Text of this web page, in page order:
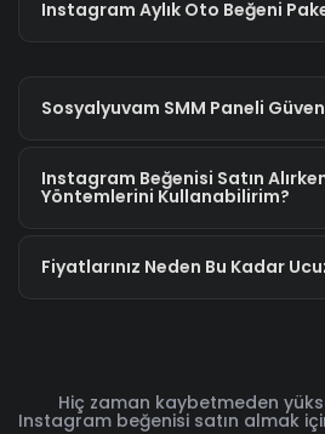
Instagram Aylık Oto Beğeni
Sosyalyuvam SMM Paneli
Instagram Beğenisi Satın
Yöntemlerini Kullanabilirim?
Fiyatlarınız Neden Bu Kadar
Hiç zaman kaybetmeden
Instagram beğenisi satın almak